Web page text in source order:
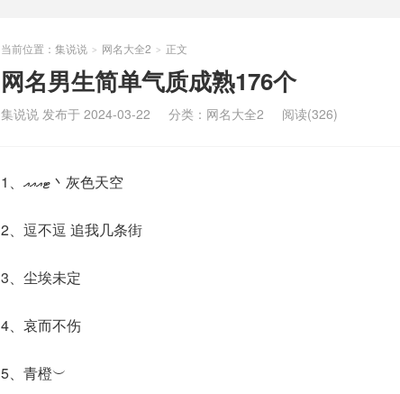
当前位置： 集说说 > 网名大全2 > 正文
网名男生简单气质成熟176个
集说说 发布于 2024-03-22 分类： 网名大全2 阅读(326)
1、ޓއއއ丶灰色天空
2、逗不逗 追我几条街
3、尘埃未定
4、哀而不伤
5、青橙︶